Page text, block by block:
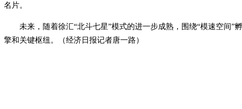
名片。
未来，随着徐汇“北斗七星”模式的进一步成熟，围绕“模速空间
擎和关键枢纽。（经济日报记者唐一路）